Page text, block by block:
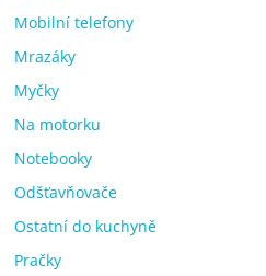
Mobilní telefony
Mrazáky
Myčky
Na motorku
Notebooky
Odšťavňovače
Ostatní do kuchyně
Pračky